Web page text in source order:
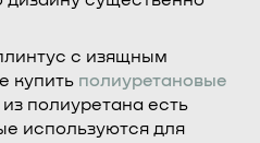
с изящным
купить полиуретановые
полиуретана есть
используются для